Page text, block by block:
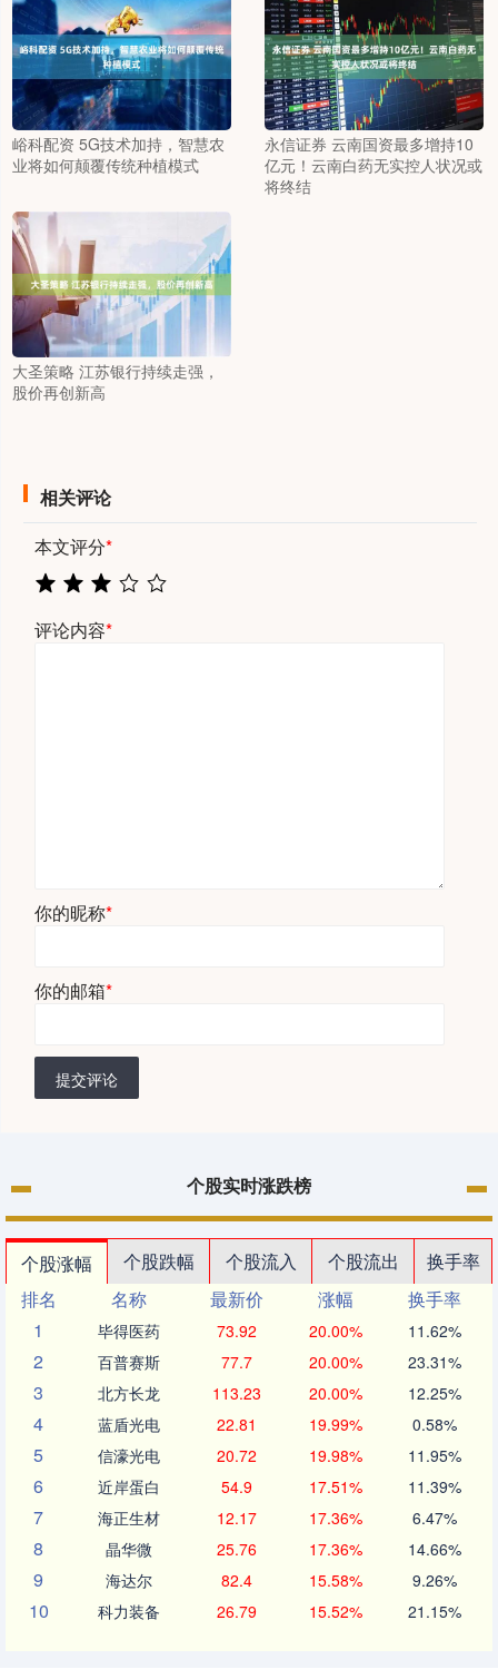
峪科配资 5G技术加持，智慧农
业将如何颠覆传统种植模式
永信证券 云南国资最多增持10
亿元！云南白药无实控人状况或
将终结
大圣策略 江苏银行持续走强，
股价再创新高
相关评论
本文评分*
评论内容*
你的昵称*
你的邮箱*
提交评论
个股实时涨跌榜
个股涨幅 个股跌幅 个股流入 个股流出
换手率
排名
名称 最新价 涨幅
换手率
1
毕得医药 73.92 20.00% 11.62%
2 百普赛斯 77.7 20.00% 23.31%
3 北方长龙 113.23 20.00% 12.25%
4 蓝盾光电 22.81 19.99% 0.58%
5 信濠光电 20.72 19.98% 11.95%
6 近岸蛋白 54.9 17.51% 11.39%
7 海正生材 12.17 17.36% 6.47%
8 晶华微 25.76 17.36% 14.66%
9 海达尔 82.4 15.58% 9.26%
10 科力装备 26.79 15.52% 21.15%